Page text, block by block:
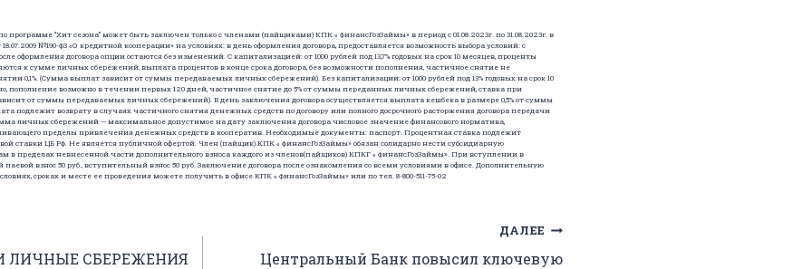
“Хит сезона” может быть заключен только с членами (пайщиками) КПК « ФинансГозЗаймы» в период с 01.08.2023г. по 31.08.2023г. в
№190-ФЗ «О кредитной кооперации» на условиях: в день оформления договора, предоставляется возможность выбора условий: с
оформления договора опции остаются без изменений. С капитализацией: от 1000 рублей под 13,7% годовых на срок 10 месяцев, проценты
к сумме личных сбережений, выплата процентов в конце срока договора, без возможности пополнения, частичное снятие не
0,1%. (Сумма выплат зависит от суммы передаваемых личных сбережений). Без капитализации: от 1000 рублей под 13% годовых на срок 10
пополнение возможно в течении первых 120 дней, частичное снятие до 5% от суммы переданных личных сбережений, ставка при
от суммы передаваемых личных сбережений). В день заключения договора осуществляется выплата кешбека в размере 0,5% от суммы
подлежит возврату в случаях частичного снятия денежных средств по договору или полного досрочного расторжения договора передачи
личных сбережений — максимальное допустимое на дату заключения договора числовое значение финансового норматива,
пределы привлечения денежных средств в кооператив. Необходимые документы: паспорт. Процентная ставка подлежит
ставки ЦБ РФ. Не является публичной офертой. Член (пайщик) КПК « ФинансГозЗаймы» обязан солидарно нести субсидиарную
в пределах невнесенной части дополнительного взноса каждого из членов(пайщиков) КПКГ « ФинансГозЗаймы». При вступлении в
взнос 50 руб., вступительный взнос 50 руб. Заключение договора после ознакомления со всеми условиями в офисе. Дополнительную
сроках и месте ее проведения можете получить в офисе КПК « ФинансГозЗаймы» или по тел. 8-800-511-75-02
ЛИЧНЫЕ СБЕРЕЖЕНИЯ
ДАЛЕЕ
Центральный Банк повысил ключевую